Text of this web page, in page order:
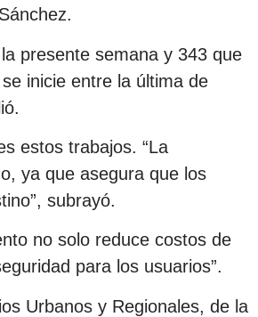
presente semana y 343 que
inicie entre la última de
estos trabajos. “La
ya que asegura que los
subrayó.
no solo reduce costos de
para los usuarios”.
Urbanos y Regionales, de la